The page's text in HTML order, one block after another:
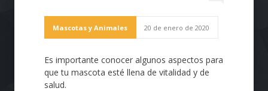
Mascotas y Animales 20 de enero de 2020
Es importante conocer algunos aspectos para
que tu mascota esté llena de vitalidad y de
salud.